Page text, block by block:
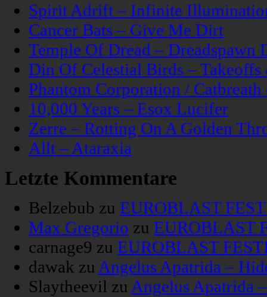
Spirit Adrift – Infinite
Cancer Bats – Give Me Dirt
Temple Of Dread – Dreadspawn
Din Of Celestial Birds –
Phantom Corporation /
10,000 Years – Esox Lucifer
Zerre – Rotting On A Golden
Allt – Ataraxia
Letzte Kommentare
Belzebub zu EUROBLAST
Max Gregorio zu EUROBLAST
carnage9 zu EUROBLAST
dawak zu Angelus Apatrida –
Slaytheevil zu Angelus Apatrida